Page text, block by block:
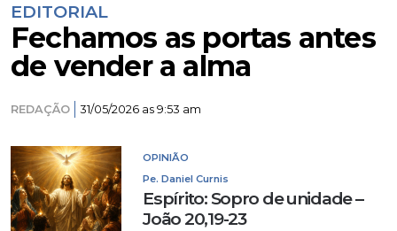
EDITORIAL
Fechamos as portas antes
de vender a alma
REDAÇÃO 31/05/2026 as 9:53 am
OPINIÃO
Pe. Daniel Curnis
Espírito: Sopro de unidade –
João 20,19-23